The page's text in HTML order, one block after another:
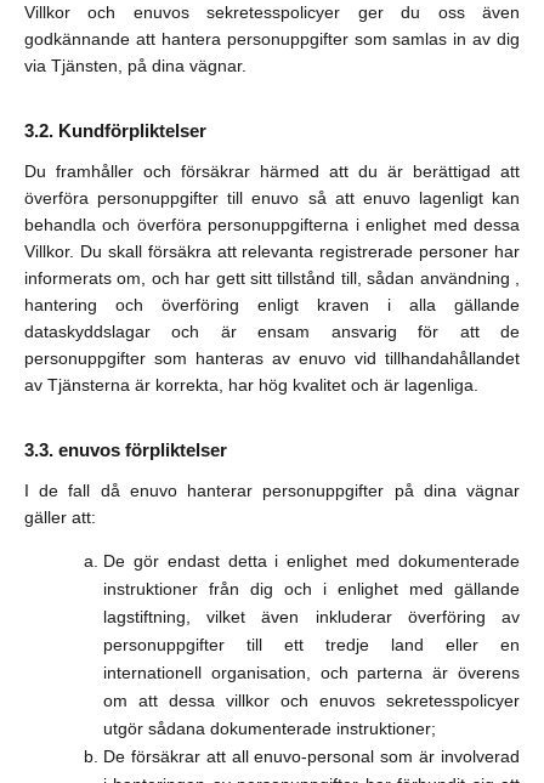
Villkor och enuvos sekretesspolicyer ger du oss även
godkännande att hantera personuppgifter som samlas in av dig
via Tjänsten, på dina vägnar.
Kundförpliktelser
Du framhåller och försäkrar härmed att du är berättigad att
överföra personuppgifter till enuvo så att enuvo lagenligt kan
behandla och överföra personuppgifterna i enlighet med dessa
Villkor. Du skall försäkra att relevanta registrerade personer har
informerats om, och har gett sitt tillstånd till, sådan användning ,
hantering och överföring enligt kraven i alla gällande
dataskyddslagar och är ensam ansvarig för att de
personuppgifter som hanteras av enuvo vid tillhandahållandet
av Tjänsterna är korrekta, har hög kvalitet och är lagenliga.
enuvos förpliktelser
I de fall då enuvo hanterar personuppgifter på dina vägnar
gäller att:
De gör endast detta i enlighet med dokumenterade
instruktioner från dig och i enlighet med gällande
lagstiftning, vilket även inkluderar överföring av
personuppgifter till ett tredje land eller en
internationell organisation, och parterna är överens
om att dessa villkor och enuvos sekretesspolicyer
utgör sådana dokumenterade instruktioner;
De försäkrar att all enuvo-personal som är involverad